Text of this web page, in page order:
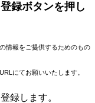
録ボタンを押し
情報をご提供するためのもの
にてお願いいたします。
録します。